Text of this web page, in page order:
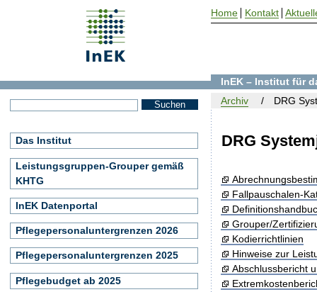
DRG
Fallpauschalen-
Grouper/
Kodierrichtlinien
Hinweise zur
Abschlussbericht
InEK – Institut für
Archiv
DRG
Das Institut
Leistungsgruppen-Grouper gemäß
KHTG
InEK Datenportal
Pflegepersonaluntergrenzen 2026
Pflegepersonaluntergrenzen 2025
Pflegebudget ab 2025
Home Kontakt